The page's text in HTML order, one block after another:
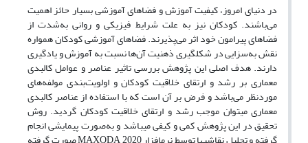
در دنیای امروز، کیفیت آموزش و فضاهای آموزشی بسیار حائز اهمیت
می‌‌باشند. کودکان نیز به ‌علت شرایط فیزیکی و روانی به‌شدت از
فضاهای پیرامون خود اثر ‌‌می‌‌پذیرند. فضاهای آموزشی کودکان همواره
نقش به‌سزایی در شکل‎گیری ذهنیت آن‌‌ها نسبت به آموزش و یادگیری
دارند. هدف اصلی این پژوهش بررسی تاثیر عناصر و عوامل کالبدی
معماری بر رشد و ارتقای خلاقیت کودکان و اولویت‌بندی مولفه‌های
موردنظر می‌باشد و فرض بر آن است که با استفاده از عناصر کالبدی
معماری می‎توان موجب رشد و ارتقای خلاقیت کودکان گردید. روش
تحقیق در این پژوهش کمی و کیفی می‎باشد و به‌صورت پیمایشی انجام